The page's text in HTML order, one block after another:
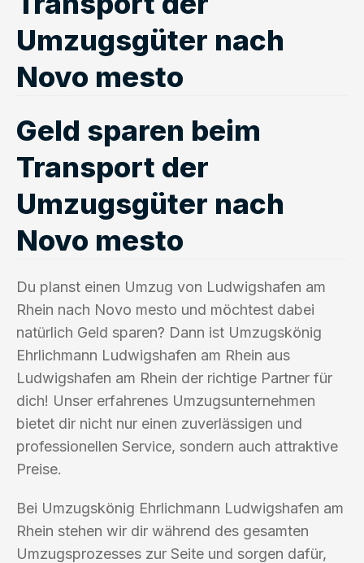
Umzugsgüter nach
Novo mesto
Geld sparen beim
Transport der
Umzugsgüter nach
Novo mesto
Du planst einen Umzug von Ludwigshafen am
Rhein nach Novo mesto und möchtest dabei
natürlich Geld sparen? Dann ist Umzugskönig
Ehrlichmann Ludwigshafen am Rhein aus
Ludwigshafen am Rhein der richtige Partner für
dich! Unser erfahrenes Umzugsunternehmen
bietet dir nicht nur einen zuverlässigen und
professionellen Service, sondern auch attraktive
Preise.
Bei Umzugskönig Ehrlichmann Ludwigshafen am
Rhein stehen wir dir während des gesamten
Umzugsprozesses zur Seite und sorgen dafür,